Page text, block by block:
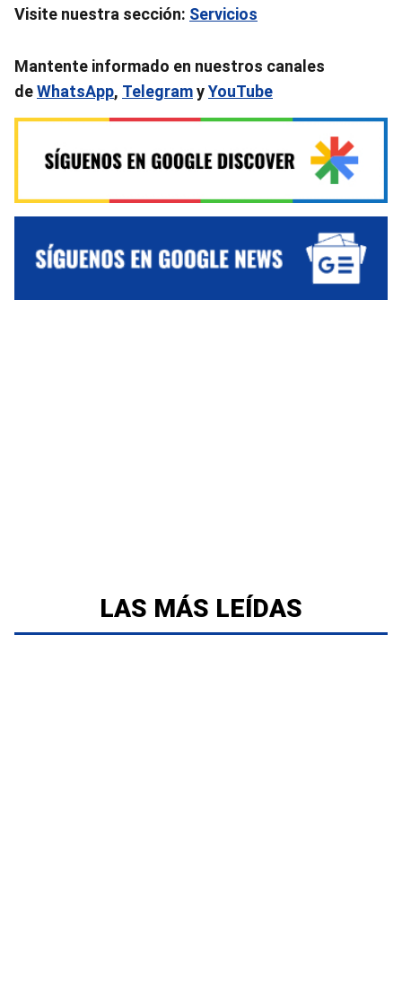
Visite nuestra sección: Servicios
Mantente informado en nuestros canales
deWhatsApp, TelegramyYouTube
LAS MÁS LEÍDAS